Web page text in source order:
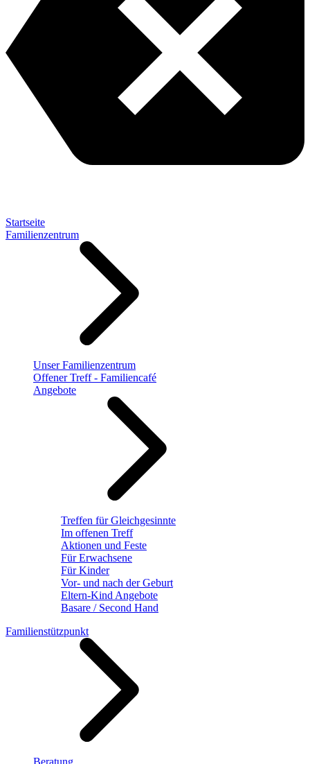
Startseite
Familienzentrum
Unser Familienzentrum
Offener Treff - Familiencafé
Angebote
Treffen für Gleichgesinnte
Im offenen Treff
Aktionen und Feste
Für Erwachsene
Für Kinder
Vor- und nach der Geburt
Eltern-Kind Angebote
Basare / Second Hand
Familienstützpunkt
Beratung